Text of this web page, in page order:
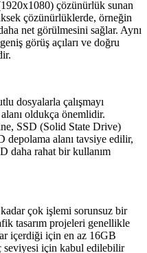
çözünürlük sunan
çözünürlüklerde, örneğin
net görülmesini sağlar. Aynı
görüş açıları ve doğru
dosyalarla çalışmayı
oldukça önemlidir.
SSD (Solid State Drive)
alanı tavsiye edilir,
daha rahat bir kullanım
çok işlemi sorunsuz bir
tasarım projeleri genellikle
içerdiği için en az 16GB
için kabul edilebilir